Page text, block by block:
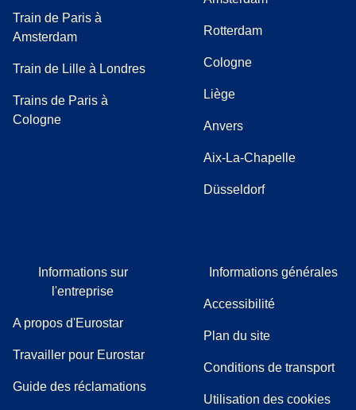
Train de Paris à
Amsterdam
Train de Lille à Londres
Trains de Paris à
Cologne
Rotterdam
Cologne
Liège
Anvers
Aix-La-Chapelle
Düsseldorf
Informations sur
l'entreprise
A propos d'Eurostar
Travailler pour Eurostar
Guide des réclamations((
Informations générales
Accessibilité
Plan du site
Conditions de transport
Utilisation des cookies